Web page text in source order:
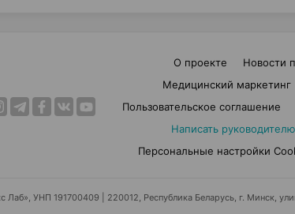
О проекте Новости
Медицинский маркетинг
Пользовательское соглашение
Написать
Персональные настройки
УНП 191700409 | 220012, Республика Беларусь, г. Минск,